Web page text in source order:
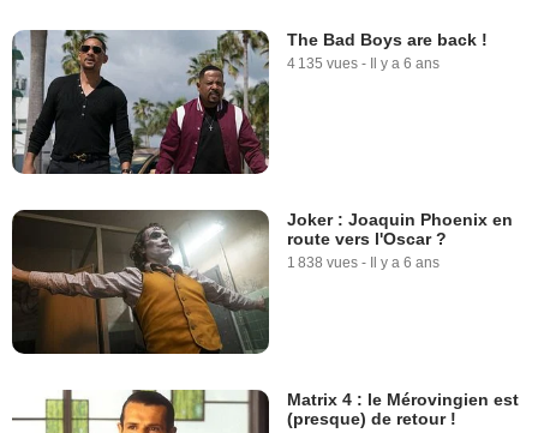
The Bad Boys are back !
4 135 vues - Il y a 6 ans
Joker : Joaquin Phoenix en
route vers l'Oscar ?
1 838 vues - Il y a 6 ans
Matrix 4 : le Mérovingien est
(presque) de retour !